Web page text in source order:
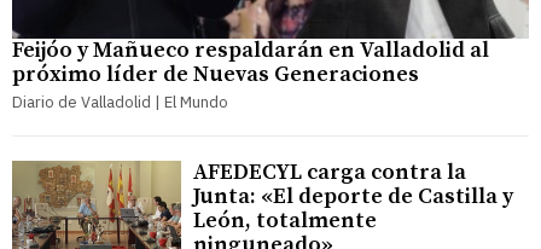
Feijóo y Mañueco respaldarán en Valladolid al
próximo líder de Nuevas Generaciones
Diario de Valladolid | El Mundo
AFEDECYL carga contra la
Junta: «El deporte de Castilla y
León, totalmente